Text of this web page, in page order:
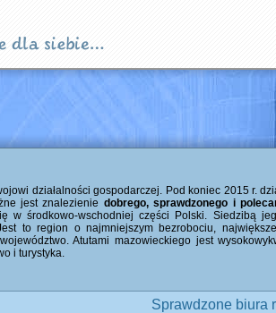
działalności gospodarczej. Pod koniec 2015 r.
jest znalezienie dobrego, sprawdzonego i
w środkowo-wschodniej części Polski. Siedzibą
to region o najmniejszym bezrobociu,
Atutami mazowieckiego jest
i turystyka.
Sprawdzone biura